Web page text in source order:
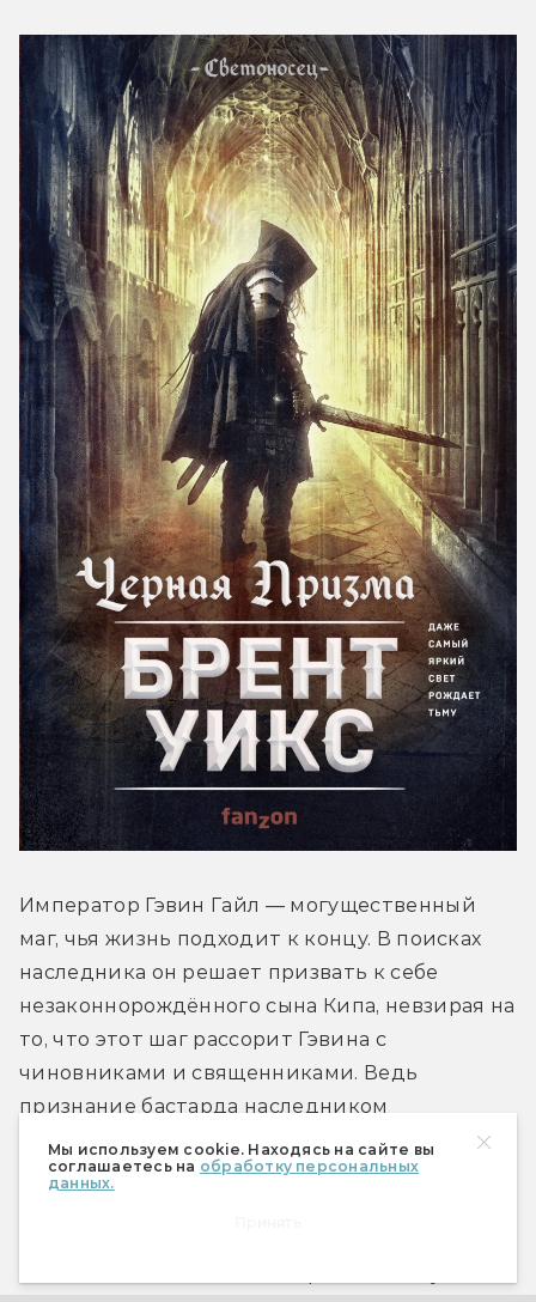
Мы используем cookie. Находясь на сайте вы
соглашаетесь на обработку персональных
данных.
Император Гэвин Гайл — могущественный
маг, чья жизнь подходит к концу. В поисках
наследника он решает призвать к себе
незаконнорождённого сына Кипа, невзирая на
то, что этот шаг рассорит Гэвина с
чиновниками и священниками. Ведь
признание бастарда наследником
противоречит религии империи и может
привести к гражданской войне.